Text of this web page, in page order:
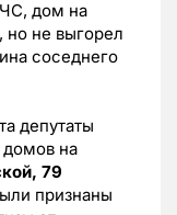
дом на
но не выгорел
соседнего
депутаты
домов на
79
признаны